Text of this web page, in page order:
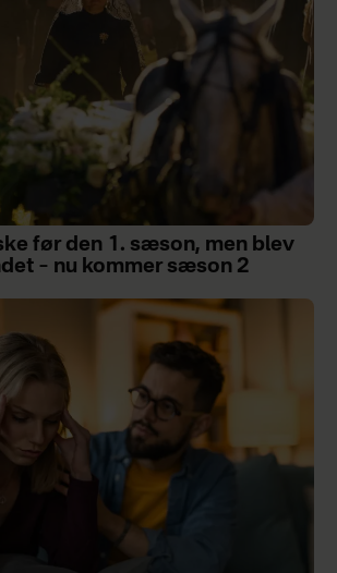
før den 1. sæson, men blev
– nu kommer sæson 2